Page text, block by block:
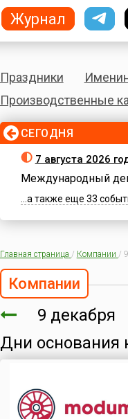
Праздники
Производственные
СЕГОДНЯ
7 августа 2026
Международный
...а также еще 33
Главная страница / Компании /
Компании
9 декабря
Дни основания
Журнал